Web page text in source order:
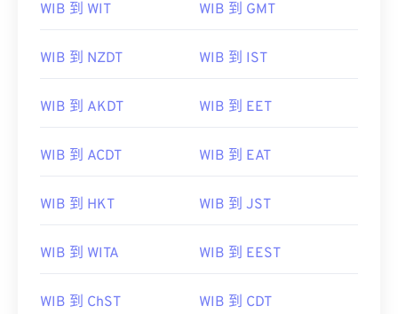
WIB 到 WIT WIB 到 GMT
WIB 到 NZDT WIB 到 IST
WIB 到 AKDT WIB 到 EET
WIB 到 ACDT WIB 到 EAT
WIB 到 HKT WIB 到 JST
WIB 到 WITA WIB 到 EEST
WIB 到 ChST WIB 到 CDT